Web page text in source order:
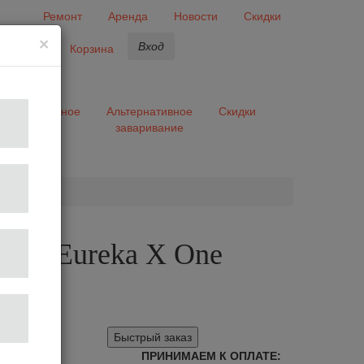
Ремонт Аренда Новости
Скидки
Корзина Вход
Разное
Альтернативное
заваривание
Скидки
Eureka X One
Быстрый заказ
ПРИНИМАЕМ К ОПЛАТЕ:
×